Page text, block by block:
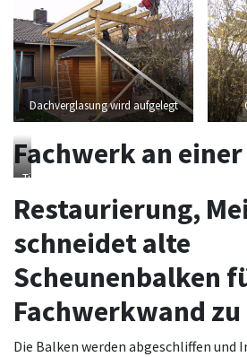
Dachverglasung wird aufgelegt
Fachwerk an
Tür
schweren
angeschlagen
Restaurierung,
schneidet alte
Scheunenbalken
Fachwerkwand zu
Die Balken werden abgeschliffen und